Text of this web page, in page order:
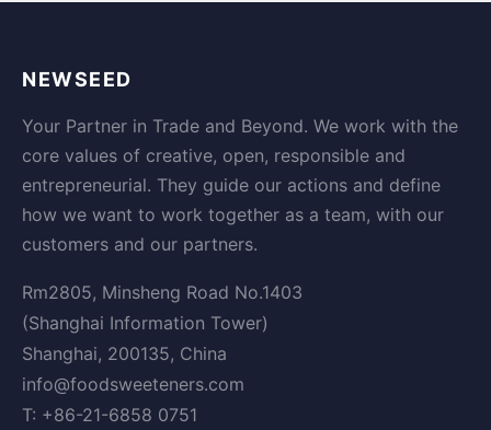
NEWSEED
Your Partner in Trade and Beyond. We work with the
core values of creative, open, responsible and
entrepreneurial. They guide our actions and define
how we want to work together as a team, with our
customers and our partners.
Rm2805, Minsheng Road No.1403
(Shanghai Information Tower)
Shanghai, 200135, China
info@foodsweeteners.com
T: +86-21-6858 0751